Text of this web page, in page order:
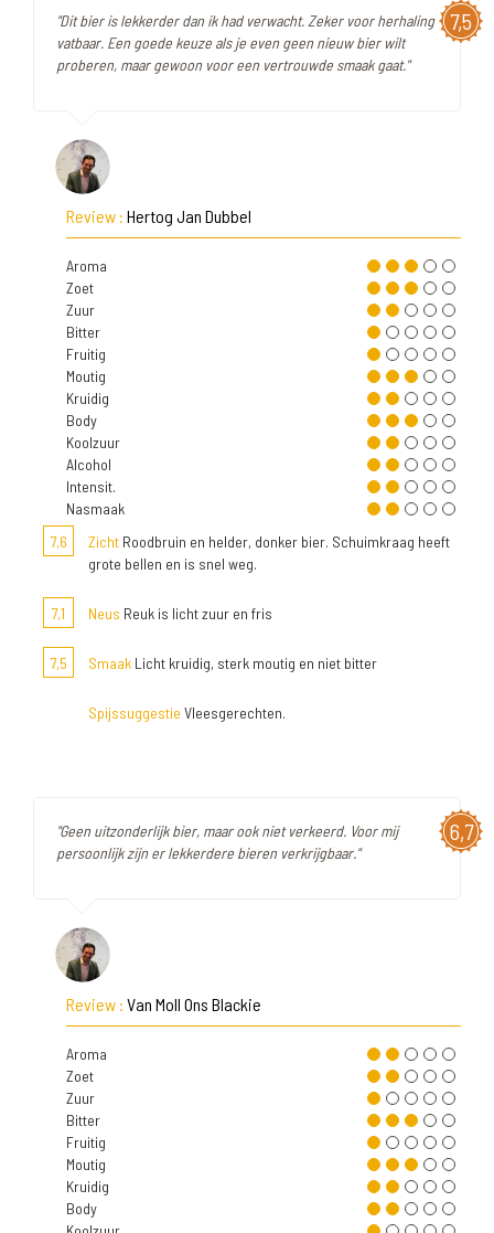
7,5
"Dit bier is lekkerder dan ik had verwacht. Zeker voor herhaling
vatbaar. Een goede keuze als je even geen nieuw bier wilt
proberen, maar gewoon voor een vertrouwde smaak gaat."
Review : Hertog Jan Dubbel
Aroma
Zoet
Zuur
Bitter
Fruitig
Moutig
Kruidig
Body
Koolzuur
Alcohol
Intensit.
Nasmaak
7,6
Zicht Roodbruin en helder, donker bier. Schuimkraag heeft
grote bellen en is snel weg.
7,1 Neus Reuk is licht zuur en fris
7,5 Smaak Licht kruidig, sterk moutig en niet bitter
Spijssuggestie Vleesgerechten.
6,7
"Geen uitzonderlijk bier, maar ook niet verkeerd. Voor mij
persoonlijk zijn er lekkerdere bieren verkrijgbaar."
Review : Van Moll Ons Blackie
Aroma
Zoet
Zuur
Bitter
Fruitig
Moutig
Kruidig
Body